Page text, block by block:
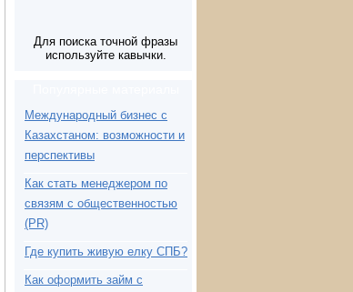
Для поиска точной фразы
используйте кавычки.
Международный бизнес с
Казахстаном: возможности и
перспективы
Как стать менеджером по
связям с общественностью
(PR)
Где купить живую елку СПБ?
Как оформить займ с